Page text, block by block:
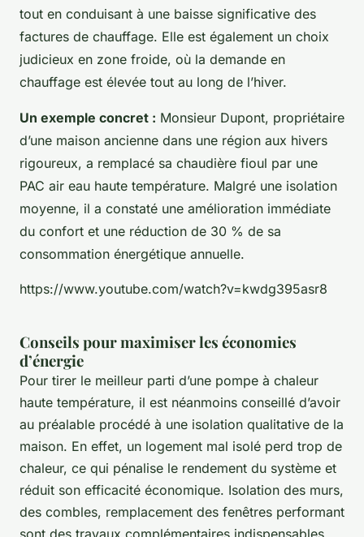
tout en conduisant à une baisse significative des
factures de chauffage. Elle est également un choix
judicieux en zone froide, où la demande en
chauffage est élevée tout au long de l’hiver.
Un exemple concret : Monsieur Dupont, propriétaire
d’une maison ancienne dans une région aux hivers
rigoureux, a remplacé sa chaudière fioul par une
PAC air eau haute température. Malgré une isolation
moyenne, il a constaté une amélioration immédiate
du confort et une réduction de 30 % de sa
consommation énergétique annuelle.
https://www.youtube.com/watch?v=kwdg395asr8
Conseils pour maximiser les économies
d’énergie
Pour tirer le meilleur parti d’une pompe à chaleur
haute température, il est néanmoins conseillé d’avoir
au préalable procédé à une isolation qualitative de la
maison. En effet, un logement mal isolé perd trop de
chaleur, ce qui pénalise le rendement du système et
réduit son efficacité économique. Isolation des murs,
des combles, remplacement des fenêtres performant
sont des travaux complémentaires indispensables